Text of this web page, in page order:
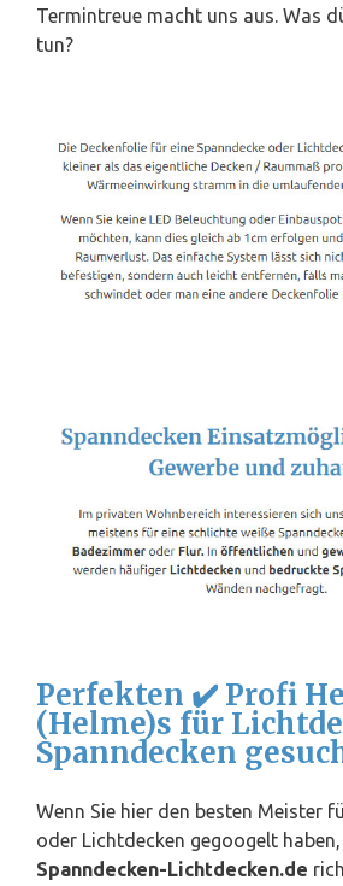
Termintreue macht uns aus. Was
tun?
Perfekten ✔️ Profi
(Helme)s für
Spanndecken
Wenn Sie hier den besten Meister
oder Lichtdecken gegoogelt
Spanndecken-Lichtdecken.de